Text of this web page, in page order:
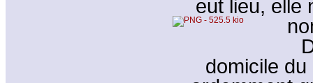
eut lieu, elle
domicile